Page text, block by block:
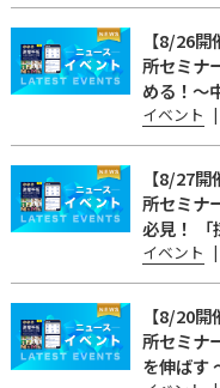
【8/26
所セミナ
める！〜
イベント |
【8/27
所セミナ
必見！ 「
イベント |
【8/20
所セミナ
を伸ばす